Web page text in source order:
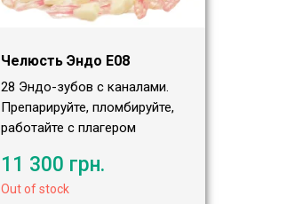
Челюсть Эндо Е08
28 Эндо-зубов с каналами.
Препарируйте, пломбируйте,
работайте с плагером
11 300 грн.
Out of stock